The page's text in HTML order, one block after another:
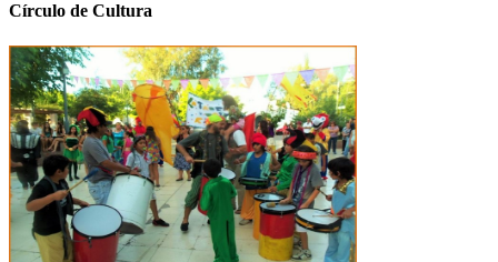
Círculo de Cultura